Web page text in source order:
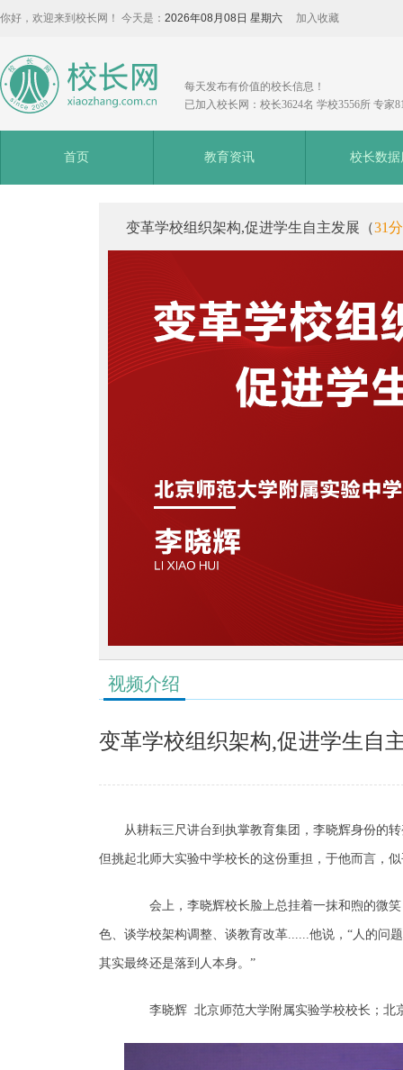
你好，欢迎来到校长网！ 今天是： 2026年08月08日 星期六 加入收藏
每天发布有价值的校长信息！
已加入校长网：校长3624名 学校3556所 专家
首页 教育资讯 校长数据
变革学校组织架构,促进学生自主发展（31
视频介绍
变革学校组织架构,促进学生自
从耕耘三尺讲台到执掌教育集团，李晓辉身份的
但挑起北师大实验中学校长的这份重担，于他而言，
会上，李晓辉校长脸上总挂着一抹和煦的微笑
色、谈学校架构调整、谈教育改革......他说，“人的问
其实最终还是落到人本身。”
李晓辉 北京师范大学附属实验学校校长；北